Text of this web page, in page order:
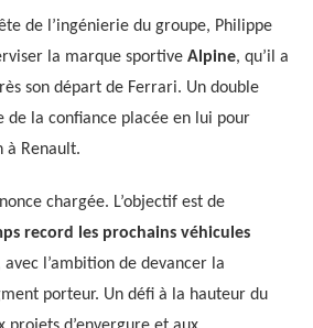
de l’ingénierie du groupe, Philippe
la marque sportive Alpine, qu’il a
son départ de Ferrari. Un double
de la confiance placée en lui pour
à Renault.
chargée. L’objectif est de
record les prochains véhicules
avec l’ambition de devancer la
porteur. Un défi à la hauteur du